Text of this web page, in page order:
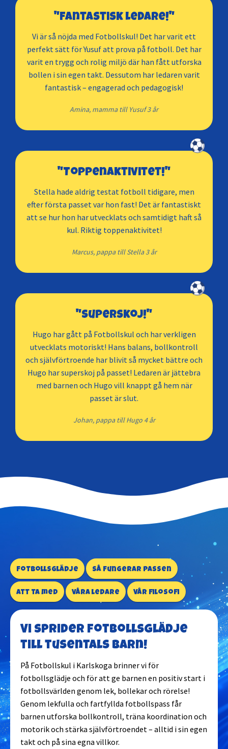
"Fantastisk ledare!"
Vi är så nöjda med Fotbollskul! Det har varit ett
perfekt sätt för Yusuf att prova på fotboll. Det har
varit en trygg och rolig miljö där han fått utforska
bollen i sin egen takt. Dessutom har ledaren varit
fantastisk – engagerad och pedagogisk!
Amina, mamma till Yusuf 3 år
"Toppenaktivitet!"
Stella hade aldrig testat fotboll tidigare, men
efter första passet var hon fast! Det är fantastiskt
att se hur hon har utvecklats och samtidigt haft så
kul. Riktig toppenaktivitet!
Marcus, pappa till Stella 3 år
"Superskoj!"
Hugo har gått på Fotbollskul och har verkligen
utvecklats motoriskt! Hans balans, bollkontroll
och självförtroende har blivit så mycket bättre och
Hugo har superskoj på passet! Ledaren är jättebra
med barnen och Hugo vill knappt gå hem när
passet är slut.
Johan, pappa till Hugo 4 år
Fotbollsglädje Så fungerar passen
Att ta med Våra ledare Vår filosofi
Vi sprider fotbollsglädje
till tusentals barn!
På Fotbollskul i Karlskoga brinner vi för
fotbollsglädje och för att ge barnen en positiv start i
fotbollsvärlden genom lek, bollekar och rörelse!
Genom lekfulla och fartfyllda fotbollspass får
barnen utforska bollkontroll, träna koordination och
motorik och stärka självförtroendet – alltid i sin egen
takt och på sina egna villkor.